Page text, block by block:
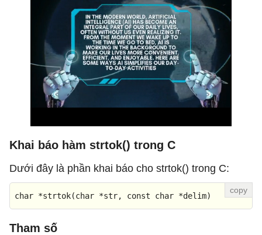
Khai báo hàm strtok() trong C
Dưới đây là phần khai báo cho strtok() trong C:
char *strtok(char *str, const char *delim)
Tham số